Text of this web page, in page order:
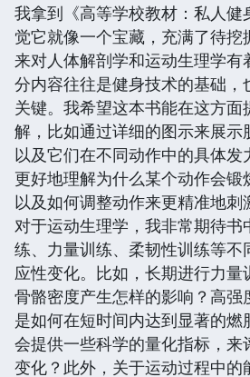
我拿到《高等学校教材：私人健
觉它就像一个宝藏，充满了待挖
来对人体解剖学和运动生理学有
分内容往往是健身技术的基础，
关键。我希望这本书能在这方
解，比如通过详细的图示来展示
以及它们在不同动作中的具体
更好地理解为什么某个动作会锻
以及如何调整动作来更精准地刺
对于运动生理学，我非常期待书
练、力量训练、柔韧性训练等不
应性变化。比如，长期进行力量
骨骼密度产生怎样的影响？高强
是如何在短时间内达到显著的
会提供一些科学的量化指标，来
变化？此外，关于运动过程中的